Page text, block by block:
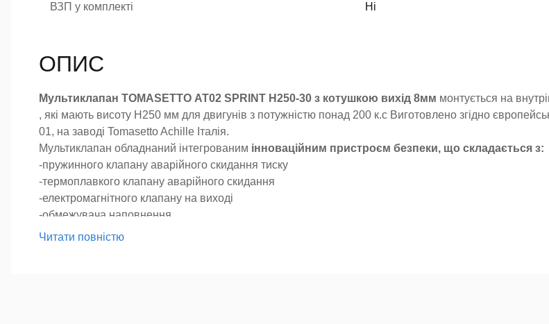
ВЗП у комплекті Ні
ОПИС
Мультиклапан TOMASETTO АТ02 SPRINT H250-30 з котушкою вихід 8мм монтується на
, які мають висоту H250 мм для двигунів з потужністю понад 200 к.с Виготовлено згідно
01, на заводі Tomasetto Achille Італія.
Мультиклапан обладнаний інтегрованим інноваційним пристроєм безпеки, що складається з:
-пружинного клапану аварійного скидання тиску
-термоплавкого клапану аварійного скидання
-електромагнітного клапану на виході
-обмежувача наповнення
-швидкісного клапану
Читати повністю